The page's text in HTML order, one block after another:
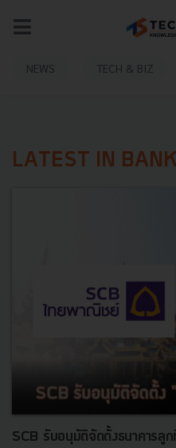
NEWS TECH & BIZ
LATEST IN
SCB รับอนุมัติจัดตั้งธนาคารลู